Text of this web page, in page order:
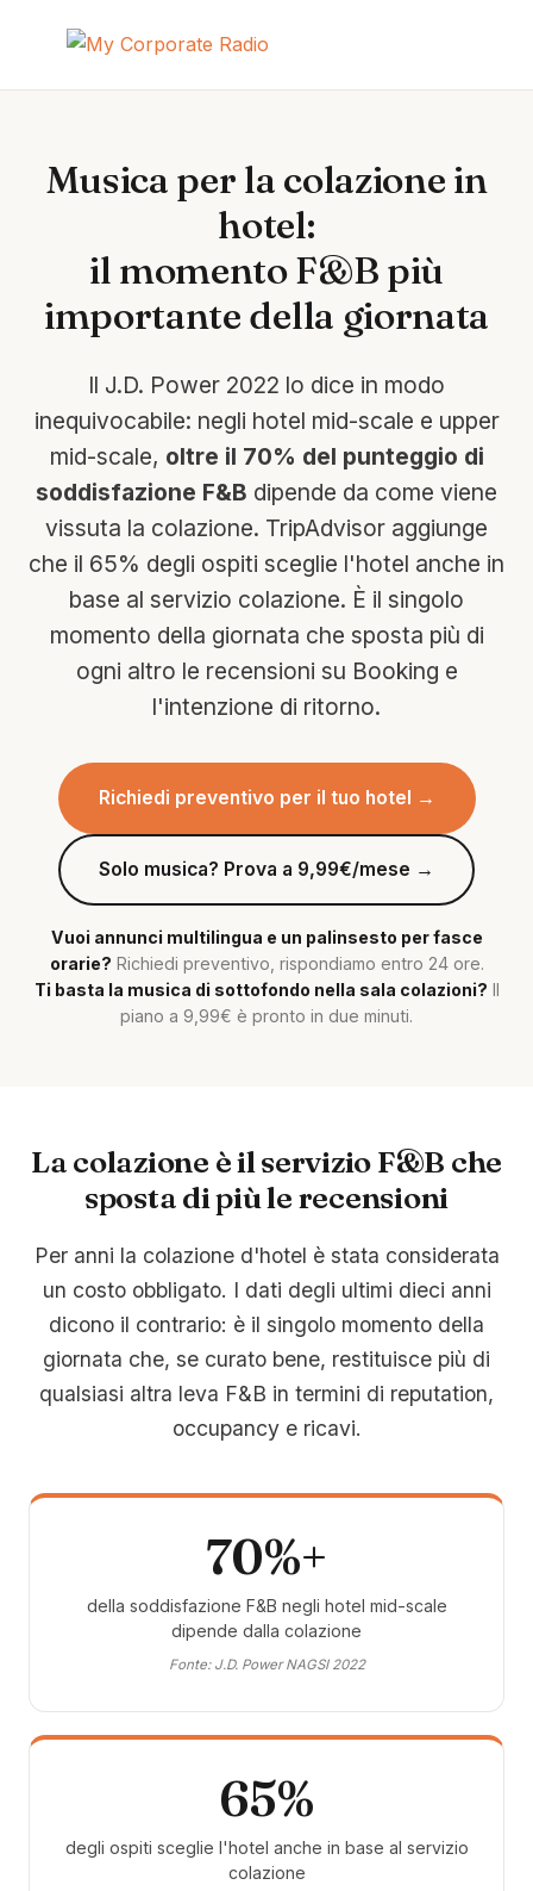
Musica per la colazione in
hotel:
il momento F&B più
importante della giornata
Il J.D. Power 2022 lo dice in modo
inequivocabile: negli hotel mid-scale e upper
mid-scale, oltre il 70% del punteggio di
soddisfazione F&B dipende da come viene
vissuta la colazione. TripAdvisor aggiunge
che il 65% degli ospiti sceglie l'hotel anche in
base al servizio colazione. È il singolo
momento della giornata che sposta più di
ogni altro le recensioni su Booking e
l'intenzione di ritorno.
Richiedi preventivo per il tuo hotel →
Solo musica? Prova a 9,99€/mese →
Vuoi annunci multilingua e un palinsesto per fasce
orarie? Richiedi preventivo, rispondiamo entro 24 ore.
Ti basta la musica di sottofondo nella sala colazioni? Il
piano a 9,99€ è pronto in due minuti.
La colazione è il servizio F&B che
sposta di più le recensioni
Per anni la colazione d'hotel è stata considerata
un costo obbligato. I dati degli ultimi dieci anni
dicono il contrario: è il singolo momento della
giornata che, se curato bene, restituisce più di
qualsiasi altra leva F&B in termini di reputation,
occupancy e ricavi.
70%+
della soddisfazione F&B negli hotel mid-scale
dipende dalla colazione
Fonte: J.D. Power NAGSI 2022
65%
degli ospiti sceglie l'hotel anche in base al servizio
colazione